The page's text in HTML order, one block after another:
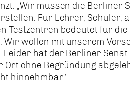
„Wir müssen die Berliner
Für Lehrer, Schüler,
Testzentren bedeutet für
wollen mit unserem
hat der Berliner
Ort ohne Begründung
hinnehmbar.“